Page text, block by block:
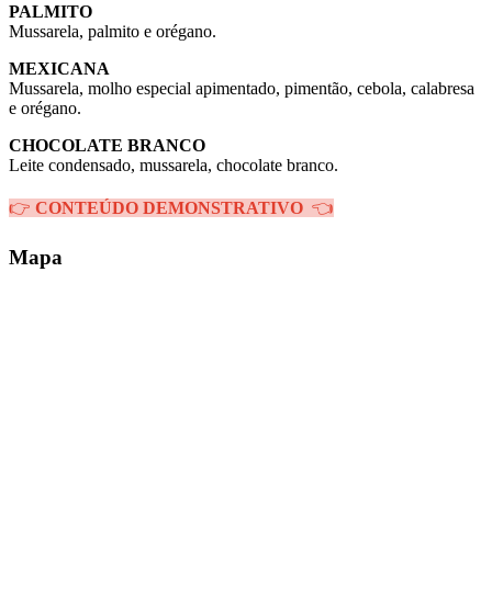
PALMITO
Mussarela, palmito e orégano.
MEXICANA
Mussarela, molho especial apimentado, pimentão, cebola, calabresa
e orégano.
CHOCOLATE BRANCO
Leite condensado, mussarela, chocolate branco.
👉 CONTEÚDO DEMONSTRATIVO 👈
Mapa